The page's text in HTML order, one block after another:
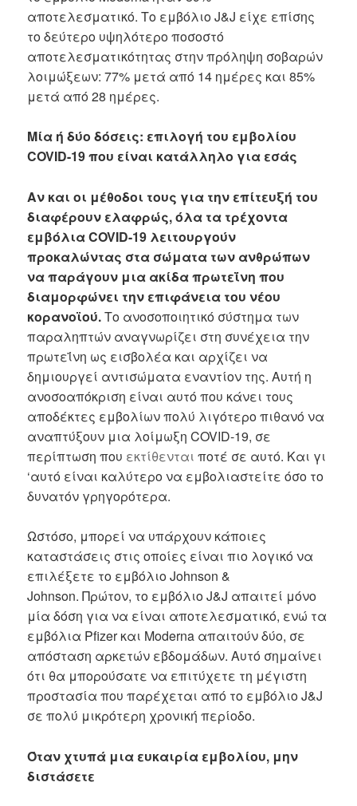
αποτελεσματικό. Το εμβόλιο J&J είχε επίσης
το δεύτερο υψηλότερο ποσοστό
αποτελεσματικότητας στην πρόληψη σοβαρών
λοιμώξεων: 77% μετά από 14 ημέρες και 85%
μετά από 28 ημέρες.
Μία ή δύο δόσεις: επιλογή του εμβολίου
COVID-19 που είναι κατάλληλο για εσάς
Αν και οι μέθοδοι τους για την επίτευξή του
διαφέρουν ελαφρώς, όλα τα τρέχοντα
εμβόλια COVID-19 λειτουργούν
προκαλώντας στα σώματα των ανθρώπων
να παράγουν μια ακίδα πρωτεΐνη που
διαμορφώνει την επιφάνεια του νέου
κορανοϊού.Το ανοσοποιητικό σύστημα των
παραληπτών αναγνωρίζει στη συνέχεια την
πρωτεΐνη ως εισβολέα και αρχίζει να
δημιουργεί αντισώματα εναντίον της. Αυτή η
ανοσοαπόκριση είναι αυτό που κάνει τους
αποδέκτες εμβολίων πολύ λιγότερο πιθανό να
αναπτύξουν μια λοίμωξη COVID-19, σε
περίπτωση που εκτίθενται ποτέ σε αυτό. Και γι
‘αυτό είναι καλύτερο να εμβολιαστείτε όσο το
δυνατόν γρηγορότερα.
Ωστόσο, μπορεί να υπάρχουν κάποιες
καταστάσεις στις οποίες είναι πιο λογικό να
επιλέξετε το εμβόλιο Johnson &
Johnson. Πρώτον, το εμβόλιο J&J απαιτεί μόνο
μία δόση για να είναι αποτελεσματικό, ενώ τα
εμβόλια Pfizer και Moderna απαιτούν δύο, σε
απόσταση αρκετών εβδομάδων. Αυτό σημαίνει
ότι θα μπορούσατε να επιτύχετε τη μέγιστη
προστασία που παρέχεται από το εμβόλιο J&J
σε πολύ μικρότερη χρονική περίοδο.
Όταν χτυπά μια ευκαιρία εμβολίου, μην
διστάσετε